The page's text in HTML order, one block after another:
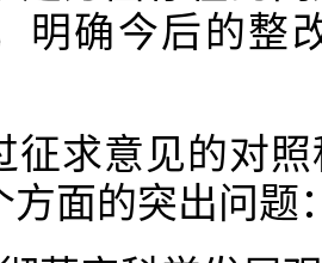
明确今后的整
征求意见的对
方面的突出问题